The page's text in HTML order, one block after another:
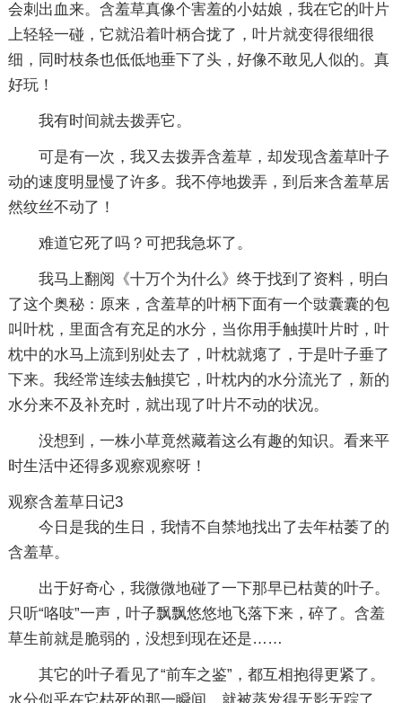
会刺出血来。含羞草真像个害羞的小姑娘，我在它的叶片
上轻轻一碰，它就沿着叶柄合拢了，叶片就变得很细很
细，同时枝条也低低地垂下了头，好像不敢见人似的。真
好玩！
我有时间就去拨弄它。
可是有一次，我又去拨弄含羞草，却发现含羞草叶子
动的速度明显慢了许多。我不停地拨弄，到后来含羞草居
然纹丝不动了！
难道它死了吗？可把我急坏了。
我马上翻阅《十万个为什么》终于找到了资料，明白
了这个奥秘：原来，含羞草的叶柄下面有一个豉囊囊的包
叫叶枕，里面含有充足的水分，当你用手触摸叶片时，叶
枕中的水马上流到别处去了，叶枕就瘪了，于是叶子垂了
下来。我经常连续去触摸它，叶枕内的水分流光了，新的
水分来不及补充时，就出现了叶片不动的状况。
没想到，一株小草竟然藏着这么有趣的知识。看来平
时生活中还得多观察观察呀！
观察含羞草日记3
今日是我的生日，我情不自禁地找出了去年枯萎了的
含羞草。
出于好奇心，我微微地碰了一下那早已枯黄的叶子。
只听“咯吱”一声，叶子飘飘悠悠地飞落下来，碎了。含羞
草生前就是脆弱的，没想到现在还是……
其它的叶子看见了“前车之鉴”，都互相抱得更紧了。